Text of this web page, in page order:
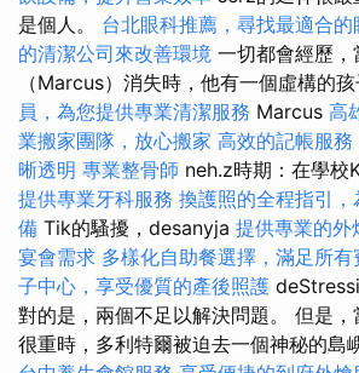
是個人。 台北眼科推薦，尋找最適合的
的清潔公司來改善環境 一切都會經歷
（Marcus）消失時，他有一個虛構的孩
員，為您提供專業清潔服務 Marcus 高
業搬家團隊，放心搬家 高效的記帳服
晰透明 專業整骨師 neh.z時期：在學校
提供專業牙科服務 換護照的全程指引
備 Tik的騷擾，desanyja 提供專業的外
宴會需求 多樣化自助餐選擇，滿足所
子中心，享受優質的產後照護
對的是，兩個不足以解決問題。 但是
很重時，多利特爾被迫去一個神秘的島